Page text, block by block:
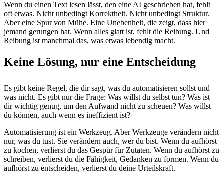
Wenn du einen Text lesen lässt, den eine AI geschrieben hat, fehlt
oft etwas. Nicht unbedingt Korrektheit. Nicht unbedingt Struktur.
Aber eine Spur von Mühe. Eine Unebenheit, die zeigt, dass hier
jemand gerungen hat. Wenn alles glatt ist, fehlt die Reibung. Und
Reibung ist manchmal das, was etwas lebendig macht.
Keine Lösung, nur eine Entscheidung
Es gibt keine Regel, die dir sagt, was du automatisieren sollst und
was nicht. Es gibt nur die Frage: Was willst du selbst tun? Was ist
dir wichtig genug, um den Aufwand nicht zu scheuen? Was willst
du können, auch wenn es ineffizient ist?
Automatisierung ist ein Werkzeug. Aber Werkzeuge verändern nicht
nur, was du tust. Sie verändern auch, wer du bist. Wenn du aufhörst
zu kochen, verlierst du das Gespür für Zutaten. Wenn du aufhörst zu
schreiben, verlierst du die Fähigkeit, Gedanken zu formen. Wenn du
aufhörst zu entscheiden, verlierst du deine Urteilskraft.